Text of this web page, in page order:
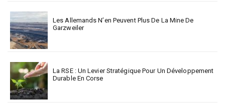
Les Allemands N’en Peuvent Plus De La Mine De
Garzweiler
La RSE : Un Levier Stratégique Pour Un Développement
Durable En Corse